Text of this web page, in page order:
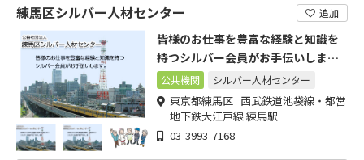
練馬区シルバー人材センター 追加
皆様のお仕事を豊富な経験と知識を
持つシルバー会員がお手伝いしま
す。
公共機関 シルバー人材センター
東京都練馬区 西武鉄道池袋線・都営
地下鉄大江戸線 練馬駅
03-3993-7168